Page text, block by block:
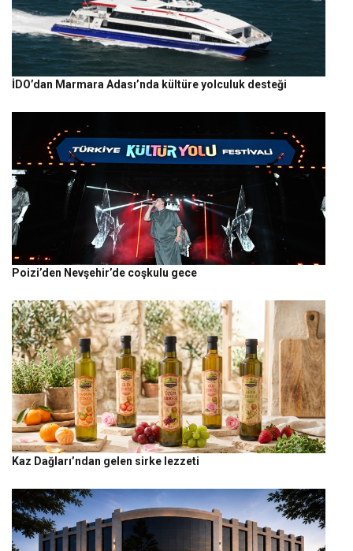
İDO’dan Marmara Adası’nda kültüre yolculuk desteği
Poizi’den Nevşehir’de coşkulu gece
Kaz Dağları’ndan gelen sirke lezzeti